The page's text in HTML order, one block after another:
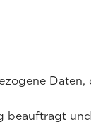
Daten,
beauftragt